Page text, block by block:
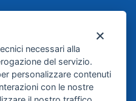
necessari alla
del servizio.
personalizzare contenuti
con le nostre